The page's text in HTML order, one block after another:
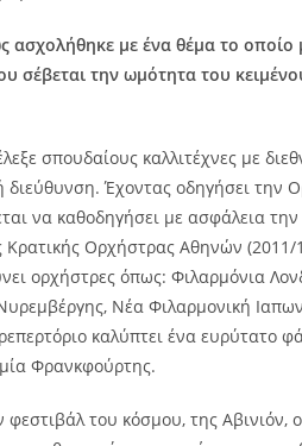
με ένα θέμα το οποίο
την ωμότητα του
σπουδαίους καλλιτέχνες με
Έχοντας οδηγήσει την
να καθοδηγήσει με ασφάλεια
Κρατικής Ορχήστρας Αθηνών
ορχήστρες όπως: Φιλαρμόνια
Νέα Φιλαρμονική
καλύπτει ένα ευρύτατο
Φρανκφούρτης.
του κόσμου, της Αβινιόν,